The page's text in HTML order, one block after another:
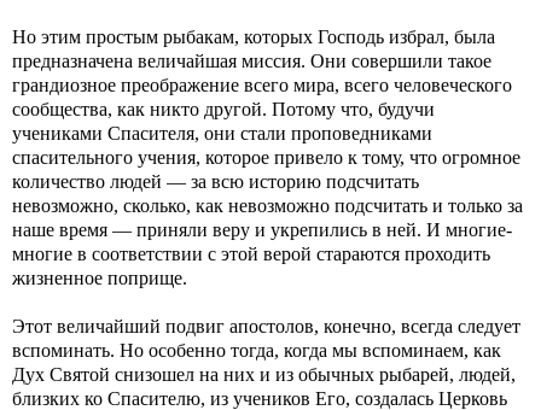
Но этим простым рыбакам, которых Господь избрал, была
предназначена величайшая миссия. Они совершили такое
грандиозное преображение всего мира, всего человеческого
сообщества, как никто другой. Потому что, будучи
учениками Спасителя, они стали проповедниками
спасительного учения, которое привело к тому, что огромное
количество людей — за всю историю подсчитать
невозможно, сколько, как невозможно подсчитать и только за
наше время — приняли веру и укрепились в ней. И многие-
многие в соответствии с этой верой стараются проходить
жизненное поприще.
Этот величайший подвиг апостолов, конечно, всегда следует
вспоминать. Но особенно тогда, когда мы вспоминаем, как
Дух Святой снизошел на них и из обычных рыбарей, людей,
близких ко Спасителю, из учеников Его, создалась Церковь